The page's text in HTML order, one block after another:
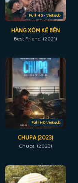
Full HD - Vietsub
HÀNG XÓM KẾ BÊN
Best Friend (2021)
Full HD Vietsub
CHUPA (2023)
Chupa (2023)